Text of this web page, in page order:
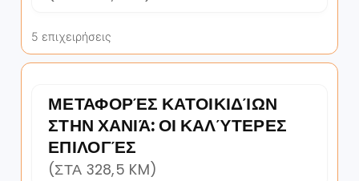
5 επιχειρήσεις
ΜΕΤΑΦΟΡΈΣ ΚΑΤΟΙΚΙΔΊΩΝ
ΣΤΗΝ ΧΑΝΙΆ: ΟΙ ΚΑΛΎΤΕΡΕΣ
ΕΠΙΛΟΓΈΣ
(ΣΤΑ 328,5 KM)